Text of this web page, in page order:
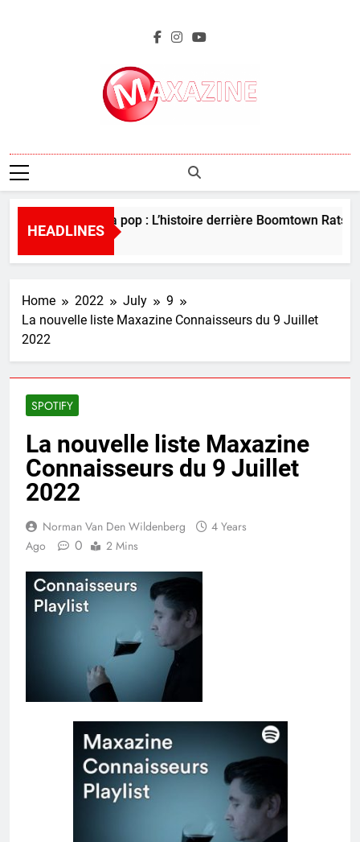
Maxazine.fr
HEADLINES
Perles de la pop : L’histoire derrière Boomtown Rats –
5 Days Ago
Home 2022 July
9
La nouvelle liste Maxazine Connaisseurs du 9 Juillet
2022
SPOTIFY
La nouvelle liste Maxazine
Connaisseurs du 9 Juillet
2022
Norman Van Den Wildenberg
4 Years
Ago
0 2 Mins